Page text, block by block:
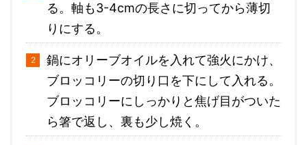
る。軸も3-4cmの長さに切ってから薄切
りにする。
鍋にオリーブオイルを入れて強火にかけ、
ブロッコリーの切り口を下にして入れる。
ブロッコリーにしっかりと焦げ目がついた
ら箸で返し、裏も少し焼く。